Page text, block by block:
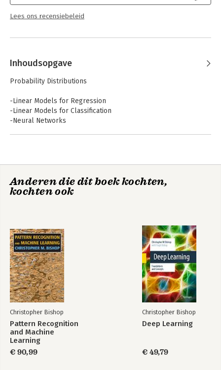
Lees ons recensiebeleid
Inhoudsopgave
Probability Distributions
-Linear Models for Regression
-Linear Models for Classification
-Neural Networks
-Sampling Methods
-Continuous Latent Variables
Anderen die dit boek kochten,
kochten ook
Christopher Bishop
Pattern Recognition
and Machine
Learning
€ 90,99
Christopher Bishop
Deep Learning
€ 49,79